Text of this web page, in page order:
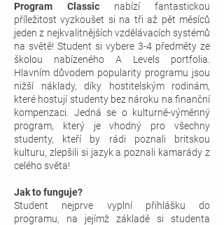
Program Classic nabízí fantastickou
příležitost vyzkoušet si na tři až pět měsíců
jeden z nejkvalitnějších vzdělávacích systémů
na světě! Student si vybere 3-4 předměty ze
školou nabízeného A Levels portfolia.
Hlavním důvodem popularity programu jsou
nižší náklady, díky hostitelským rodinám,
které hostují studenty bez nároku na finanční
kompenzaci. Jedná se o kulturně-výměnný
program, který je vhodný pro všechny
studenty, kteří by rádi poznali britskou
kulturu, zlepšili si jazyk a poznali kamarády z
celého světa!
Jak to funguje?
Student nejprve vyplní přihlášku do
programu, na jejímž základě si studenta